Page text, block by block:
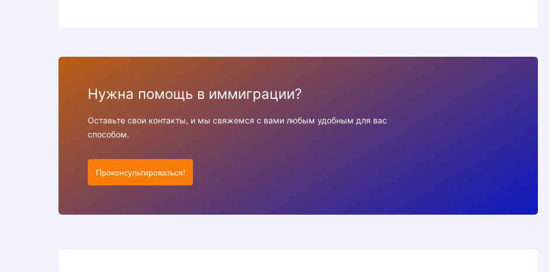
Нужна помощь в иммиграции?
Оставьте свои контакты, и мы свяжемся с вами любым удобным для вас
способом.
Проконсультироваться!